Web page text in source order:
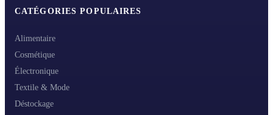
CATÉGORIES POPULAIRES
Alimentaire
Cosmétique
Électronique
Textile & Mode
Déstockage